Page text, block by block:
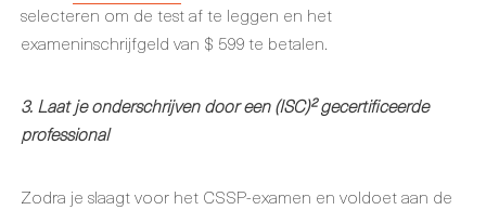
selecteren om de test af te leggen en het
exameninschrijfgeld van $ 599 te betalen.
3. Laat je onderschrijven door een (ISC)² gecertificeerde
professional
Zodra je slaagt voor het CSSP-examen en voldoet aan de